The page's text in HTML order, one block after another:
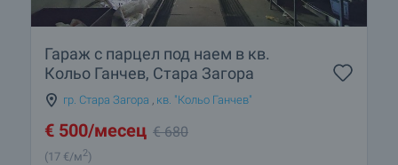
Гараж с парцел под наем в кв.
Кольо Ганчев, Стара Загора
гр. Стара Загора кв. "Кольо Ганчев"
€ 500/месец €680
(17 €/м2)